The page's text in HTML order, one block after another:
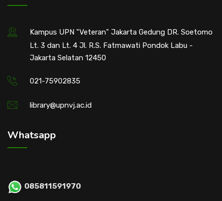
Kampus UPN "Veteran" Jakarta Gedung DR. Soetomo
Lt. 3 dan Lt. 4 Jl. R.S. Fatmawati Pondok Labu -
Jakarta Selatan 12450
021-75902835
library@upnvj.ac.id
Whatsapp
085811591970